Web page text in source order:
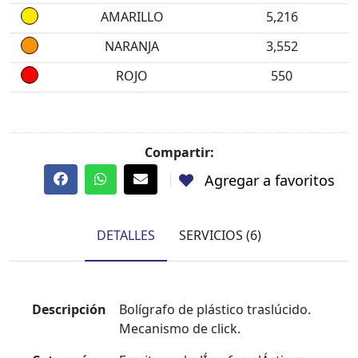
AMARILLO
5,216
NARANJA
3,552
ROJO
550
Compartir:
Agregar a favoritos
DETALLES SERVICIOS (6)
Descripción
Bolígrafo de plástico traslúcido.
Mecanismo de click.